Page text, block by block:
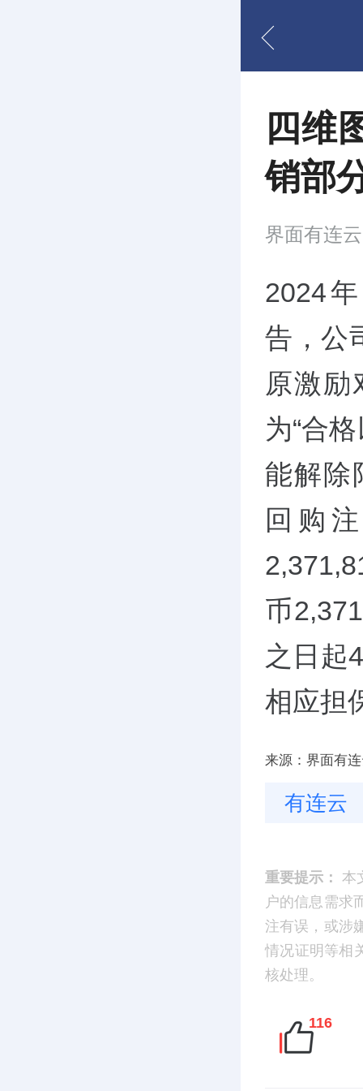
四维
销部
界面有连云
2024
告，公
原激励
为“合
能解除
回购
币
之日起
相应担
来源：界面有
有连云
重要提示：
本
户的信息需求
注有误，或涉
情况证明等相
核处理。
116